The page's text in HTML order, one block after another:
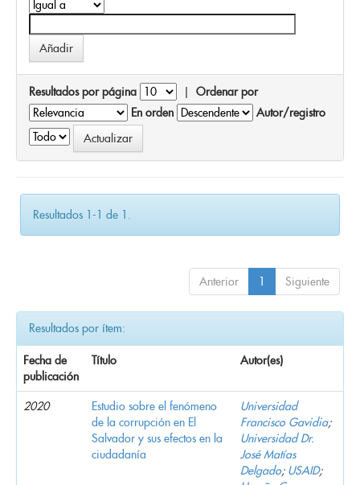
Resultados por página | Ordenar por
En orden
Autor/registro
Resultados 1-1 de 1.
Anterior 1 Siguiente
Resultados por ítem:
Fecha de
publicación
Título Autor(es)
2020
Estudio sobre el fenómeno
de la corrupción en El
Salvador y sus efectos en la
ciudadanía
Universidad
Francisco Gavidia;
Universidad Dr.
José Matías
Delgado; USAID;